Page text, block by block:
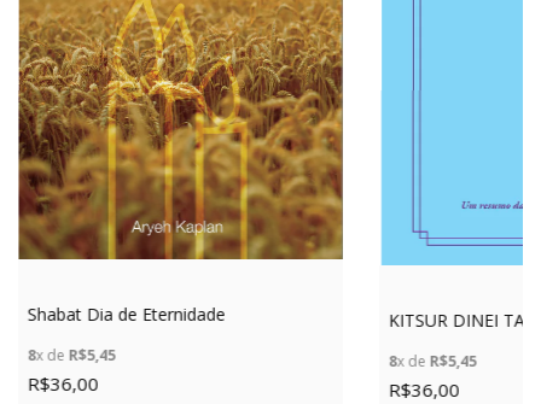
Shabat Dia de Eternidade
8x de R$5,45
R$36,00
KITSUR DINEI
8x de R$5,45
R$36,00